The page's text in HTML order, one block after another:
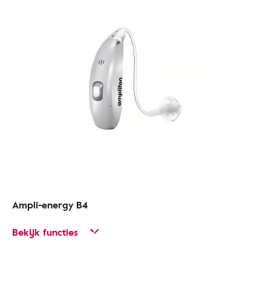
Ampli-energy B4
Bekijk functies